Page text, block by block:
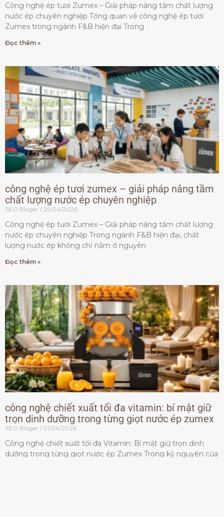
Công nghệ ép tươi Zumex – Giải pháp nâng tầm chất lượng
nước ép chuyên nghiệp Tổng quan về công nghệ ép tươi
Zumex trong ngành F&B hiện đại Trong
Đọc thêm »
công nghệ ép tươi zumex – giải pháp nâng tầm
chất lượng nước ép chuyên nghiệp
SEO Bloger 25/04/2026
Công nghệ ép tươi Zumex – Giải pháp nâng tầm chất lượng
nước ép chuyên nghiệp Trong ngành F&B hiện đại, chất
lượng nước ép không chỉ nằm ở nguyên
Đọc thêm »
công nghệ chiết xuất tối đa vitamin: bí mật giữ
trọn dinh dưỡng trong từng giọt nước ép zumex
SEO Bloger 21/04/2026
Công nghệ chiết xuất tối đa Vitamin: Bí mật giữ trọn dinh
dưỡng trong từng giọt nước ép Zumex Trong kỷ nguyên của